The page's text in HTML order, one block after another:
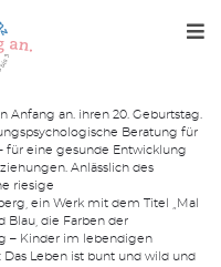
Anfang an. ihren 20. Geburtstag.
Beratung für
für eine gesunde Entwicklung
Anlässlich des
riesige
ein Werk mit dem Titel „Mal
Blau, die Farben der
– Kinder im lebendigen
Leben ist bunt und wild und